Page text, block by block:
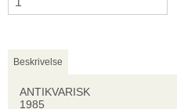
Beskrivelse
ANTIKVARISK
1985